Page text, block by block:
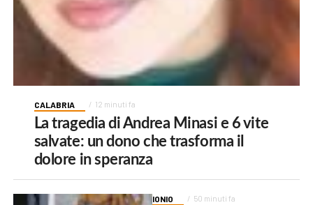
CALABRIA 12 minuti fa
La tragedia di Andrea Minasi e 6 vite
salvate: un dono che trasforma il
dolore in speranza
IONIO 50 minuti fa